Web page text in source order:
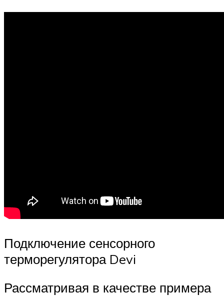
Подключение сенсорного
терморегулятора Devi
Рассматривая в качестве примера